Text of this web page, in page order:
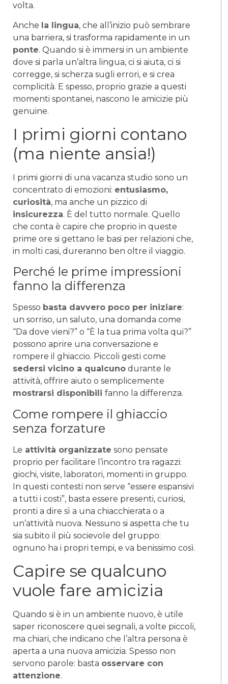
volta.
Anche la lingua, che all’inizio può sembrare
una barriera, si trasforma rapidamente in un
ponte. Quando si è immersi in un ambiente
dove si parla un’altra lingua, ci si aiuta, ci si
corregge, si scherza sugli errori, e si crea
complicità. E spesso, proprio grazie a questi
momenti spontanei, nascono le amicizie più
genuine.
I primi giorni contano
(ma niente ansia!)
I primi giorni di una vacanza studio sono un
concentrato di emozioni: entusiasmo,
curiosità, ma anche un pizzico di
insicurezza. È del tutto normale. Quello
che conta è capire che proprio in queste
prime ore si gettano le basi per relazioni che,
in molti casi, dureranno ben oltre il viaggio.
Perché le prime impressioni
fanno la differenza
Spesso basta davvero poco per iniziare:
un sorriso, un saluto, una domanda come
“Da dove vieni?” o “È la tua prima volta qui?”
possono aprire una conversazione e
rompere il ghiaccio. Piccoli gesti come
sedersi vicino a qualcuno durante le
attività, offrire aiuto o semplicemente
mostrarsi disponibili fanno la differenza.
Come rompere il ghiaccio
senza forzature
Le attività organizzate sono pensate
proprio per facilitare l’incontro tra ragazzi:
giochi, visite, laboratori, momenti in gruppo.
In questi contesti non serve “essere espansivi
a tutti i costi”, basta essere presenti, curiosi,
pronti a dire sì a una chiacchierata o a
un’attività nuova. Nessuno si aspetta che tu
sia subito il più socievole del gruppo:
ognuno ha i propri tempi, e va benissimo così.
Capire se qualcuno
vuole fare amicizia
Quando si è in un ambiente nuovo, è utile
saper riconoscere quei segnali, a volte piccoli,
ma chiari, che indicano che l’altra persona è
aperta a una nuova amicizia. Spesso non
servono parole: basta osservare con
attenzione.